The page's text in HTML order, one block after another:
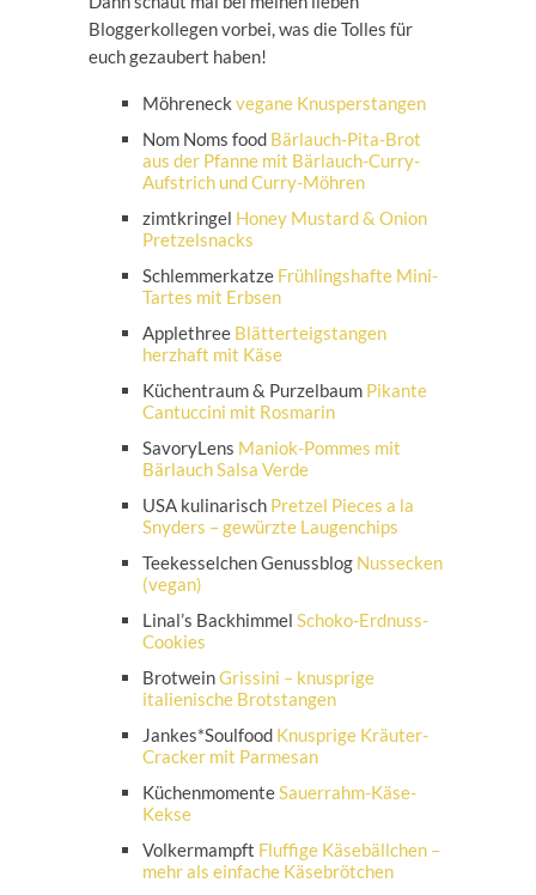
Bloggerkollegen vorbei, was die Tolles für
euch gezaubert haben!
Möhreneck vegane Knusperstangen
Nom Noms food Bärlauch-Pita-Brot
aus der Pfanne mit Bärlauch-Curry-
Aufstrich und Curry-Möhren
zimtkringel Honey Mustard & Onion
Pretzelsnacks
Schlemmerkatze Frühlingshafte Mini-
Tartes mit Erbsen
Applethree Blätterteigstangen
herzhaft mit Käse
Küchentraum & Purzelbaum Pikante
Cantuccini mit Rosmarin
SavoryLens Maniok-Pommes mit
Bärlauch Salsa Verde
USA kulinarisch Pretzel Pieces a la
Snyders – gewürzte Laugenchips
Teekesselchen Genussblog Nussecken
(vegan)
Linal’s Backhimmel Schoko-Erdnuss-
Cookies
BrotweinGrissini – knusprige
italienische Brotstangen
Jankes*Soulfood Knusprige Kräuter-
Cracker mit Parmesan
KüchenmomenteSauerrahm-Käse-
Kekse
Volkermampft Fluffige Käsebällchen –
mehr als einfache Käsebrötchen